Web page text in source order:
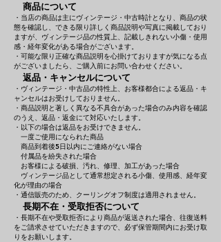
商品について
・当店の商品は主にヴィンテージ・中古時計となり、商品の状
態を確認し、できる限り詳しく商品説明や写真に掲載しており
ますが、ヴィンテージ品の性質上、記載しきれない小傷・使用
感・経年変化がある場合がございます。
・可能な限り正確な商品説明を心掛けておりますが気になる点
がございましたら、ご購入前にお問い合わせください。
返品・キャンセルについて
・ヴィンテージ・中古品の特性上、お客様都合による返品・キ
ャンセルはお受けしておりません。
・商品説明と著しく異なる不具合があった場合のみ内容を確認
のうえ、返品・返金にて対応いたします。
・以下の場合は返品をお受けできません。
一度ご使用になられた商品
商品到着後5日以内にご連絡がない場合
付属品を紛失された場合
お客様による破損、汚れ、修理、加工があった場合
ヴィンテージ品として通常想定される小傷、使用感、経年変
化が理由の場合
・通信販売のため、クーリングオフ制度は適用されません。
長期不在・受取拒否について
・長期不在や受取拒否により商品が返送された場合、往復送料
をご請求させていただきますので、必ず保管期間内にお受け取
りをお願いします。